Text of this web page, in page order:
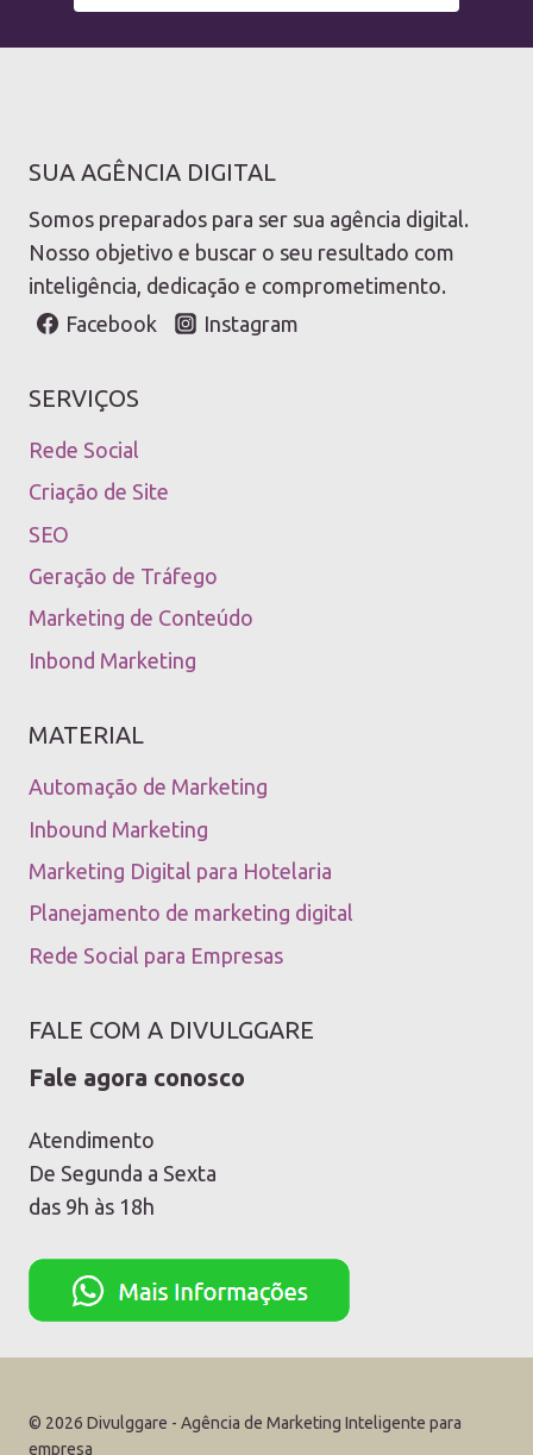
SUA AGÊNCIA DIGITAL
Somos preparados para ser sua agência digital.
Nosso objetivo e buscar o seu resultado com
inteligência, dedicação e comprometimento.
Facebook
Instagram
SERVIÇOS
Rede Social
Criação de Site
SEO
Geração de Tráfego
Marketing de Conteúdo
Inbond Marketing
MATERIAL
Automação de Marketing
Inbound Marketing
Marketing Digital para Hotelaria
Planejamento de marketing digital
Rede Social para Empresas
FALE COM A DIVULGGARE
Fale agora conosco
Atendimento
De Segunda a Sexta
das 9h às 18h
© 2026 Divulggare - Agência de Marketing Inteligente para
empresa